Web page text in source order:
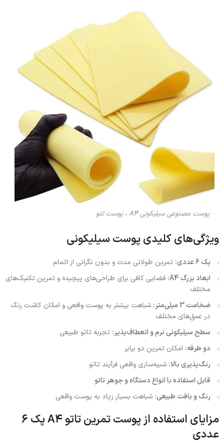
پوست مصنوعی سیلیکونی A4 ، پوست تتو
ویژگی‌های کلیدی پوست سیلیکونی
پک 6 عددی:
تمرین طولانی مدت و بدون نگرانی از اتمام
ابعاد بزرگ A4:
فضایی کافی برای طراحی‌های پیچیده و تمرین تکنیک‌های
مختلف
ضخامت 3 میلی‌متر:
شباهت بیشتر به پوست واقعی و امکان کاشت رنگ
در عمق‌های مختلف
سطح سیلیکونی نرم و انعطاف‌پذیر: تجربه تاتو طبیعی
دو طرفه: امکان تمرین دو برابر
رنگ‌پذیری بالا: شبیه‌سازی واقعی فرآیند تاتو
قابل استفاده با انواع دستگاه و جوهر تاتو
رنگ و بافت طبیعی: شباهت بسیار زیاد به پوست واقعی
مزایای استفاده از پوست تمرین تاتو A4 پک 6
عددی